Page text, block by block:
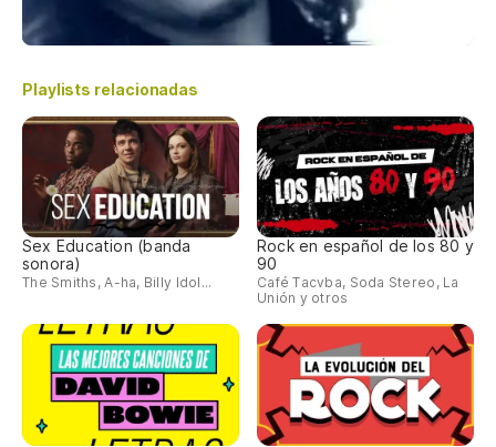
Playlists relacionadas
Sex Education (banda
sonora)
The Smiths, A-ha, Billy Idol...
Rock en español de los 80 y
90
Café Tacvba, Soda Stereo, La
Unión y otros